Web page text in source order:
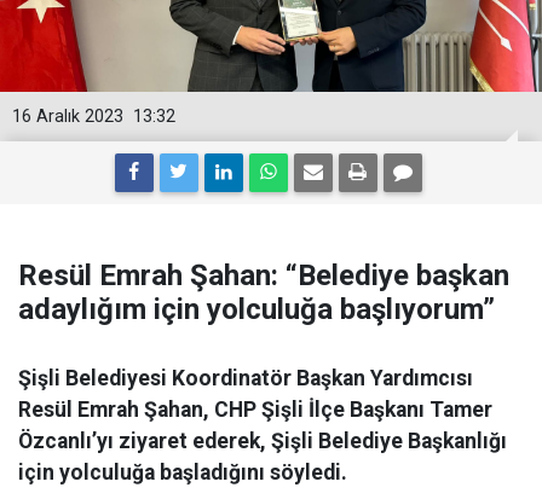
13:32
16 Aralık 2023
Resül Emrah Şahan: “Belediye başkan
adaylığım için yolculuğa başlıyorum”
Şişli Belediyesi Koordinatör Başkan Yardımcısı
Resül Emrah Şahan, CHP Şişli İlçe Başkanı Tamer
Özcanlı’yı ziyaret ederek, Şişli Belediye Başkanlığı
için yolculuğa başladığını söyledi.